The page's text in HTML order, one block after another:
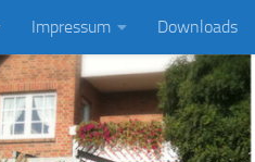
Impressum Downloads